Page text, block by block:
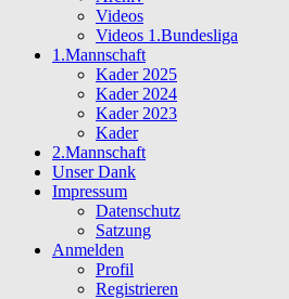
Videos
Videos 1.Bundesliga
1.Mannschaft
Kader 2025
Kader 2024
Kader 2023
Kader
2.Mannschaft
Unser Dank
Impressum
Datenschutz
Satzung
Anmelden
Profil
Registrieren